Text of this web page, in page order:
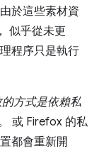
於這些素材資
似乎從未更
程序只是執行
方式是依賴私
或 Firefox 的私
都會重新開